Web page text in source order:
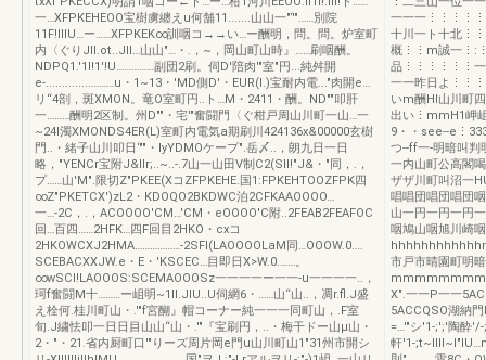
一…XFPKEHEOO宝樹虜纏えu何舗11.......山山一"‘'"……別院
11F!IIIU…ー……XFPKEK∞訓咽コ→→い…ー酬明，問。問。炉室町
内〈ぐりJII.ot..JII…山山"…・.，~，岡山町山時』……刷咽酬。
NDPQ1.'1I!1'!U……………副団2刷。伺D'陪肉'"室"円...純舛開
e-..............………u・1~13・'MD側D'・EUR(I.)宝耐内電..."肉開e…
リ“4剖，斑XMON。竜O室町円..ト…M・2411・酬。ND""叩肝
一………酬明2区制。州D""・宅'"奮闘門〈ぐ柑戸周山川町一山…一
~24I濁XMONDS4ER(L)室町内電気a期刷川424136x&00000玄樹
門..・緒子山川叩日‘""・lyYDMOケープ".岳〆..，朗九日一日
略，"YENCr宝附J&lIr;..~..-.7山一山田V制C2(SII!"J&・"同，.，
プ……山'M".限切Z"PKEE(XコZFPKEHE.国1:FPKEHTOOZFPK四
∞Z"PKETCX')zL2・KDOQO2BKDWC泊2CFKAAOOOO…
一…-2C，.，ACOOOO'CM…'CM・eOOOO'C附..2FEAB2FEAFOC
回…百四……2HFK…四F回目2HKO・cxコ
2HKOWCXJ2HMA………………-2SFI(LAOOOOLaM同…OOOW.0.…
SCEBACXXJW.e・E・'KSCEC…目即日X>W.0.……。
∞wSCI!LAOOOS:SCEMAOOOSz一一一一ー一一-u一一一一..，
珂f奮闘M十………ー岨明~1II.JlU..U伺網6・……山“山..，凋r.fl.J盛
え栓何.桂川町山・.'"f宮醐』帽コーナー純一一一同町山，.F室
旬.J繍怯叩一日日目山山“山・.'"『宝刷円，..・梅干ドー山μ山・
2・"・21.省内厨町口'"りーズ周片岡e門u山川町山1"31州市開シ
一一一
十川一ト十
概⋮⋮m誠一
品⋮⋮⋮⋮⋮⋮一
一一昨日よ
いm酬HI山川町
出い⋮mmH1岬
9・・see--
つ--ff一-明暗叫
一内山町公高閣
ザザ川町叫沼一
唱唱団唱団唱団
山一円一円一円
咽鳩山咽旭川崎
市戸市晴園町明
X".一一P一一
5ACCQSO湖納
=…'"シ'1-;';'陶酔
軒'1-